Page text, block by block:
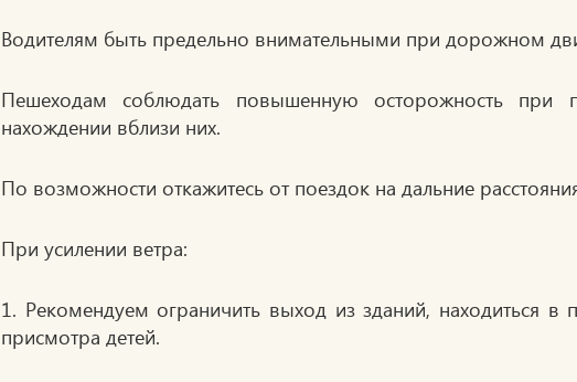
Водителям быть предельно внимательными при дорожном
Пешеходам соблюдать повышенную осторожность при
нахождении вблизи них.
По возможности откажитесь от поездок на дальние
При усилении ветра:
1. Рекомендуем ограничить выход из зданий, находиться в
присмотра детей.